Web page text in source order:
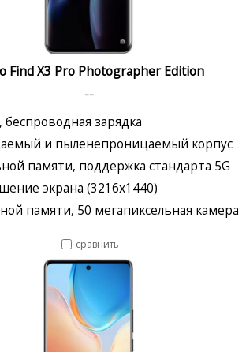
Find X3 Pro Photographer Edition
--
зарядка
и пыленепроницаемый корпус
памяти, поддержка стандарта 5G
экрана (3216x1440)
памяти, 50 мегапиксельная камера
сравнить